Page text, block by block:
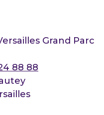
Grand Parc
88 88